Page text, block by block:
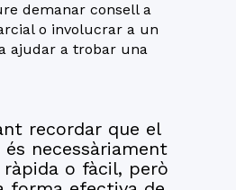
demanar consell a
o involucrar a un
ajudar a trobar una
recordar que el
és necessàriament
ràpida o fàcil, però